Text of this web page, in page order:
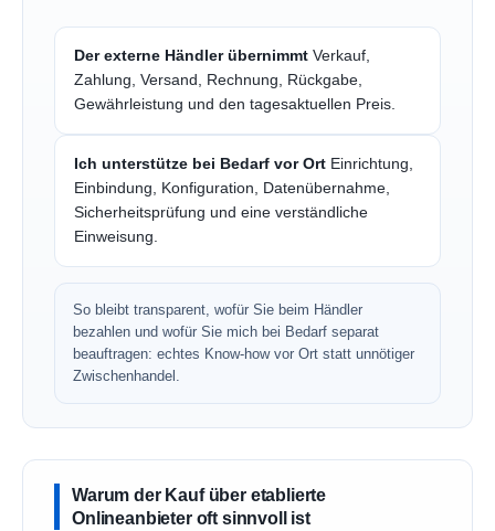
Der externe Händler übernimmt Verkauf,
Zahlung, Versand, Rechnung, Rückgabe,
Gewährleistung und den tagesaktuellen Preis.
Ich unterstütze bei Bedarf vor Ort Einrichtung,
Einbindung, Konfiguration, Datenübernahme,
Sicherheitsprüfung und eine verständliche
Einweisung.
So bleibt transparent, wofür Sie beim Händler
bezahlen und wofür Sie mich bei Bedarf separat
beauftragen: echtes Know-how vor Ort statt unnötiger
Zwischenhandel.
Warum der Kauf über etablierte
Onlineanbieter oft sinnvoll ist